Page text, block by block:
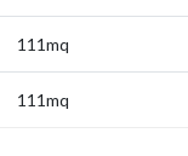
111mq
111mq